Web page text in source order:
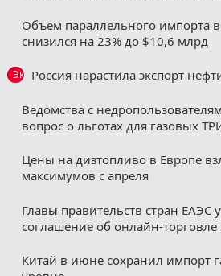
Объем параллельного импорта
снизился на 23% до $10,6 млрд
Эксклюзив
Россия нарастила экспорт
Ведомства с
вопрос о льготах для газовых
Цены на дизтопливо в Европе
максимумов с апреля
Главы правительств стран ЕАЭС
соглашение об онлайн-торговле
Китай в июне сохранил импорт